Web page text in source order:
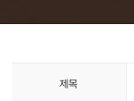
제목